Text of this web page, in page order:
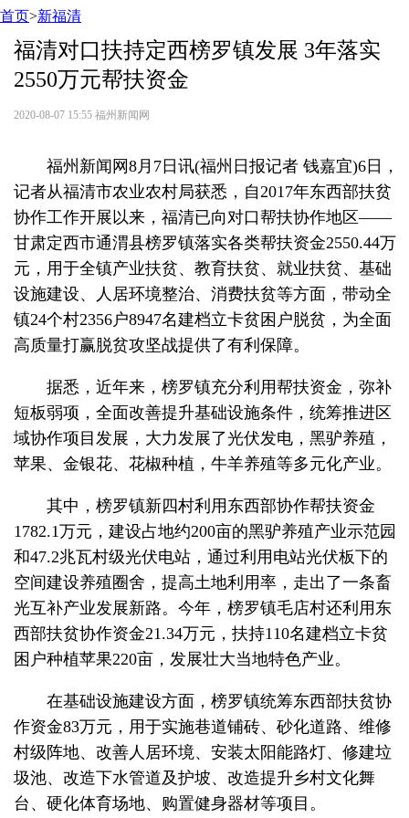
首页>新福清
福清对口扶持定西榜罗镇发展 3年落实
2550万元帮扶资金
2020-08-07 15:55 福州新闻网
福州新闻网8月7日讯(福州日报记者 钱嘉宜)6日，
记者从福清市农业农村局获悉，自2017年东西部扶贫
协作工作开展以来，福清已向对口帮扶协作地区——
甘肃定西市通渭县榜罗镇落实各类帮扶资金2550.44万
元，用于全镇产业扶贫、教育扶贫、就业扶贫、基础
设施建设、人居环境整治、消费扶贫等方面，带动全
镇24个村2356户8947名建档立卡贫困户脱贫，为全面
高质量打赢脱贫攻坚战提供了有利保障。
据悉，近年来，榜罗镇充分利用帮扶资金，弥补
短板弱项，全面改善提升基础设施条件，统筹推进区
域协作项目发展，大力发展了光伏发电，黑驴养殖，
苹果、金银花、花椒种植，牛羊养殖等多元化产业。
其中，榜罗镇新四村利用东西部协作帮扶资金
1782.1万元，建设占地约200亩的黑驴养殖产业示范园
和47.2兆瓦村级光伏电站，通过利用电站光伏板下的
空间建设养殖圈舍，提高土地利用率，走出了一条畜
光互补产业发展新路。今年，榜罗镇毛店村还利用东
西部扶贫协作资金21.34万元，扶持110名建档立卡贫
困户种植苹果220亩，发展壮大当地特色产业。
在基础设施建设方面，榜罗镇统筹东西部扶贫协
作资金83万元，用于实施巷道铺砖、砂化道路、维修
村级阵地、改善人居环境、安装太阳能路灯、修建垃
圾池、改造下水管道及护坡、改造提升乡村文化舞
台、硬化体育场地、购置健身器材等项目。